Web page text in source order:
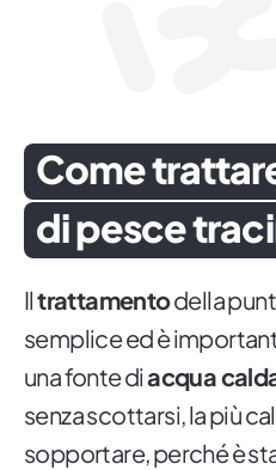
Come
di pesce
Iltrattamentodella
semplice ed è
una fonte diacqua
senza scottarsi, la più
sopportare, perché è